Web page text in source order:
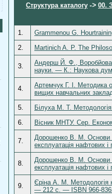
Структура каталогу -> 00.
1.
Grammenou G.
2.
Martinich A. P. The
3.
Андерш Й. Ф., Воробйова
науки. — К.: Наукова
4.
Артемчук Г. І. Методика
вищих навчальних
5.
Білуха М. Т.
6.
Вісник МНТУ. Сер.
7.
Дорошенко В. М. Основи
експлуатація
8.
Дорошенко В. М. Основи
експлуатація
9.
Єріна А. М. Методологія
— 212 с. — ISBN 966-